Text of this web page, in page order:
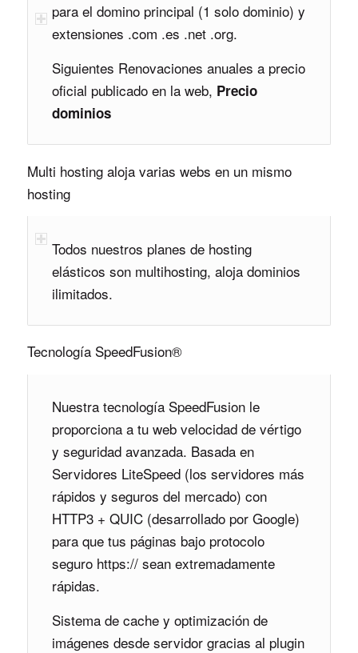
para el domino principal (1 solo dominio) y
extensiones .com .es .net .org.
Siguientes Renovaciones anuales a precio
oficial publicado en la web, Precio
dominios
Multi hosting aloja varias webs en un mismo
hosting
Todos nuestros planes de hosting
elásticos son multihosting, aloja dominios
ilimitados.
Tecnología SpeedFusion®
Nuestra tecnología SpeedFusion le
proporciona a tu web velocidad de vértigo
y seguridad avanzada. Basada en
Servidores LiteSpeed (los servidores más
rápidos y seguros del mercado) con
HTTP3 + QUIC (desarrollado por Google)
para que tus páginas bajo protocolo
seguro https:// sean extremadamente
rápidas.
Sistema de cache y optimización de
imágenes desde servidor gracias al plugin